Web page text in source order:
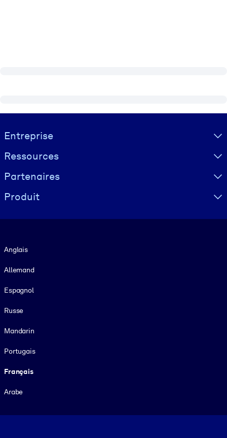
Visually hidden Text
Entreprise
Ressources
Partenaires
Produit
Anglais
Allemand
Espagnol
Russe
Mandarin
Portugais
Français
Arabe